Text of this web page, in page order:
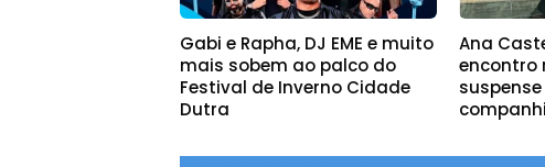
Gabi e Rapha, DJ EME e muito
mais sobem ao palco do
Festival de Inverno Cidade
Dutra
Ana
encontro